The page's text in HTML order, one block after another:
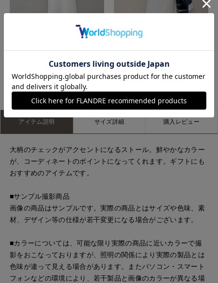
もっと見る
アイテム説明 サイズ詳細 購入レビュー
大柄のチェックがアクセントになるストール。鮮やかなカラー
が、コーディネートのポイントになってくれます。ギフトにも
おすすめのアイテムです。
■サンプル撮影商品
画像の商品はサンプルです。実際の商品とはサイズや色味、素
材、デザイン等の仕様が若干変更になる場合がございます。
■カラーについては、可能な限り実際の商品に近いカラーで撮
影をおこなっておりますが、照明の関係により実際の製品とは
色味が違って見える場合があります。またパソコン・スマート
フォンなどの環境により、若干製品と画像のカラーが異なる場